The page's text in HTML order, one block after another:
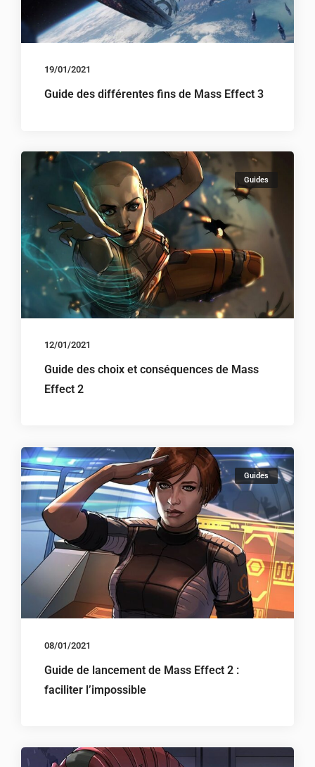
19/01/2021
Guide des différentes fins de Mass Effect 3
Guides
12/01/2021
Guide des choix et conséquences de Mass
Effect 2
Guides
08/01/2021
Guide de lancement de Mass Effect 2 :
faciliter l’impossible